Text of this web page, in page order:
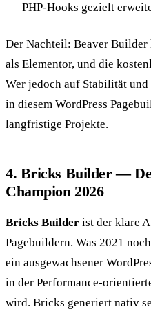
PHP-Hooks gezielt
Der Nachteil: Beaver
als Elementor, und die
Wer jedoch auf Stabilität
in diesem WordPress
langfristige Projekte.
4. Bricks Builder —
Champion 2026
Bricks Builder ist der klare
Pagebuildern. Was 2021
ein ausgewachsener
in der Performance-
wird. Bricks generiert nativ